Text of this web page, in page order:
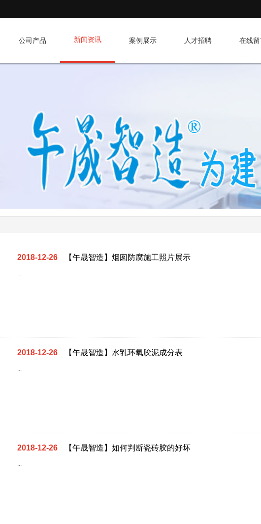
公司产品 新闻资讯 案例展示 人才招聘 在线
2018-12-26 【午晟智造】烟囱防腐施工照片展示
...
2018-12-26 【午晟智造】水乳环氧胶泥成分表
...
2018-12-26 【午晟智造】如何判断瓷砖胶的好坏
...